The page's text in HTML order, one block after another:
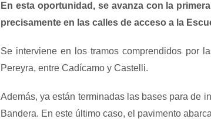
En esta oportunidad, se avanza con la
precisamente en las calles de acceso a la
Se interviene en los tramos comprendidos por
Pereyra, entre Cadícamo y Castelli.
Además, ya están terminadas las bases para de
Bandera. En este último caso, el pavimento